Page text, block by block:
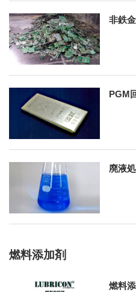
非鉄
PGM
廃液
燃料添加剤
燃料